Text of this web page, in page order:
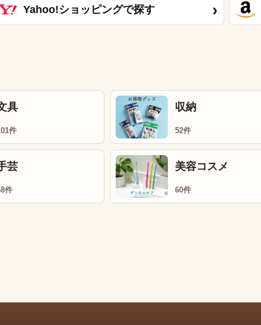
Yahoo!ショッピングで探す ›
具
件
収納
52件
芸
件
美容コスメ
60件